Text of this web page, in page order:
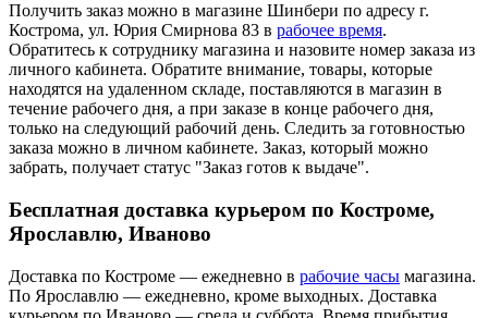
Получить заказ можно в магазине Шинбери по адресу г.
Кострома, ул. Юрия Смирнова 83 в рабочее время.
Обратитесь к сотруднику магазина и назовите номер заказа из
личного кабинета. Обратите внимание, товары, которые
находятся на удаленном складе, поставляются в магазин в
течение рабочего дня, а при заказе в конце рабочего дня,
только на следующий рабочий день. Следить за готовностью
заказа можно в личном кабинете. Заказ, который можно
забрать, получает статус "Заказ готов к выдаче".
Бесплатная доставка курьером по Костроме,
Ярославлю, Иваново
Доставка по Костроме — ежедневно в рабочие часы магазина.
По Ярославлю — ежедневно, кроме выходных. Доставка